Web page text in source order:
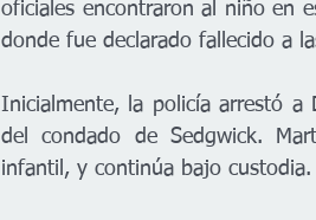
oficiales encontraron al niño en
donde fue declarado fallecido a
Inicialmente, la policía arrestó a
del condado de Sedgwick.
infantil, y continúa bajo custodia.